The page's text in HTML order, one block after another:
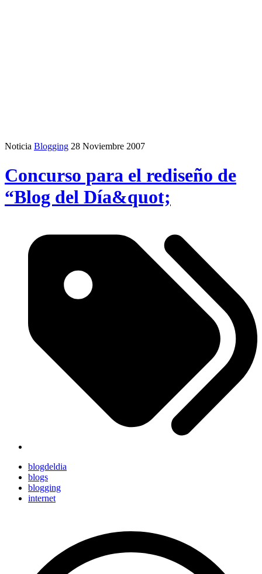
Noticia Blogging 28 Noviembre 2007
Concurso para el rediseño de
“Blog del Día&quot;
blogdeldia
blogs
blogging
internet